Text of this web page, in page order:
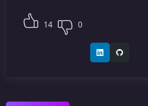
14 0
LinkedInGitHub